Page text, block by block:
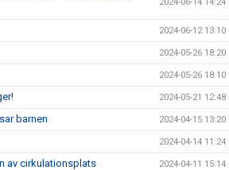
2024-06-12 13:10
2024-05-26 18:20
2024-05-26 18:10
2024-05-21 12:48
barnen 2024-04-15 13:20
2024-04-14 11:24
av cirkulationsplats 2024-04-11 15:14